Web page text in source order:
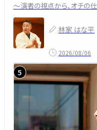
～演者の視点から、オチの
林家 はな平
2026/08/06